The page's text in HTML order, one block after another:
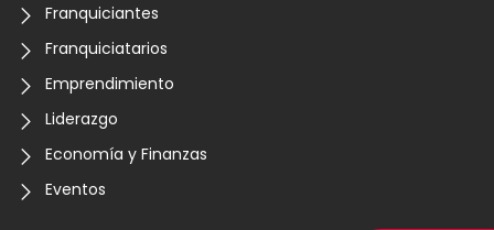
Franquiciantes
Franquiciatarios
Emprendimiento
Liderazgo
Economía y Finanzas
Eventos